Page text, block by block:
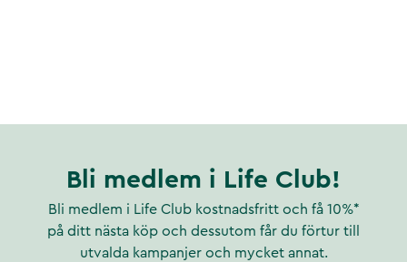
Bli medlem i Life Club!
Bli medlem i Life Club kostnadsfritt och få 10%*
på ditt nästa köp och dessutom får du förtur till
utvalda kampanjer och mycket annat.